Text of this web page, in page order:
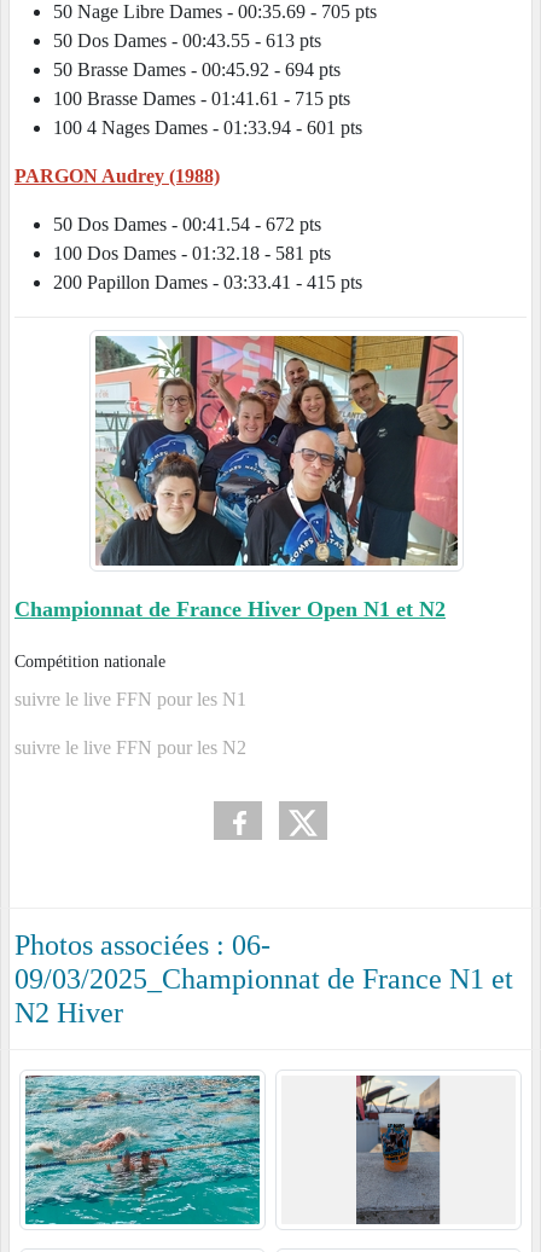
50 Nage Libre Dames - 00:35.69 - 705 pts
50 Dos Dames - 00:43.55 - 613 pts
50 Brasse Dames - 00:45.92 - 694 pts
100 Brasse Dames - 01:41.61 - 715 pts
100 4 Nages Dames - 01:33.94 - 601 pts
PARGON Audrey (1988)
50 Dos Dames - 00:41.54 - 672 pts
100 Dos Dames - 01:32.18 - 581 pts
200 Papillon Dames - 03:33.41 - 415 pts
Championnat de France Hiver Open N1 et N2
Compétition nationale
suivre le live FFN pour les N1
suivre le live FFN pour les N2
Photos associées : 06-
09/03/2025_Championnat de France N1 et
N2 Hiver